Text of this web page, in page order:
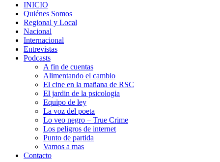
INICIO
Quiénes Somos
Regional y Local
Nacional
Internacional
Entrevistas
Podcasts
A fin de cuentas
Alimentando el cambio
El cine en la mañana de RSC
El jardin de la psicologia
Equipo de ley
La voz del poeta
Lo veo negro – True Crime
Los peligros de internet
Punto de partida
Vamos a mas
Contacto